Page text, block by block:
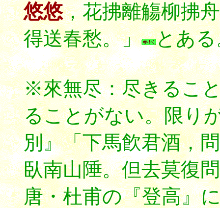
悠悠，花拂離觴柳拂
得送春愁。」
とあ
※來無尽：尽きるこ
ることがない。限り
別』「下馬飮君酒，
臥南山陲。但去莫復
唐・杜甫の『登高』